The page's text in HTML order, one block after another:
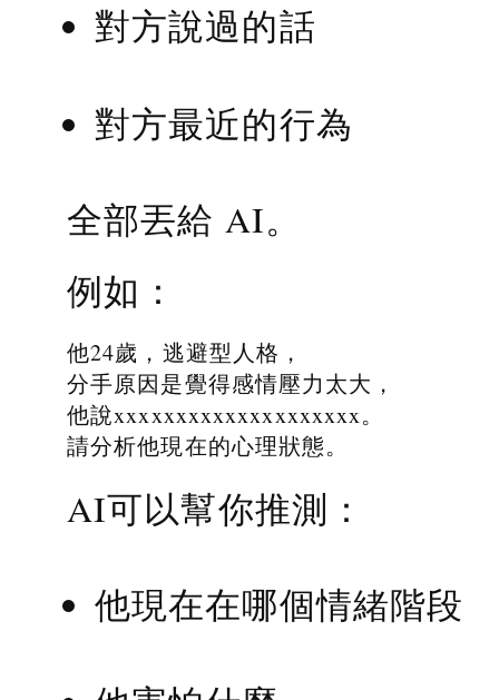
對方說過的話
對方最近的行為
全部丟給 AI。
例如：
他24歲，逃避型人格，
分手原因是覺得感情壓力太大，
他說xxxxxxxxxxxxxxxxxxxx。
請分析他現在的心理狀態。
AI可以幫你推測：
他現在在哪個情緒階段